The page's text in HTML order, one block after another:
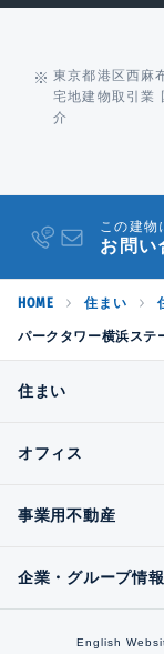
東京都港区西
宅地建物取引
介
この建物
お問い
HOME 住まい
パークタワー横浜ステ
住まい
オフィス
事業用不動産
企業・グループ情報
English